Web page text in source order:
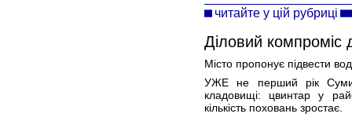
читайте у цій рубриці
Діловий компроміс
Місто пропонує підвести
УЖЕ не перший рік Суми
кладовищі: цвинтар у
кількість поховань зростає.